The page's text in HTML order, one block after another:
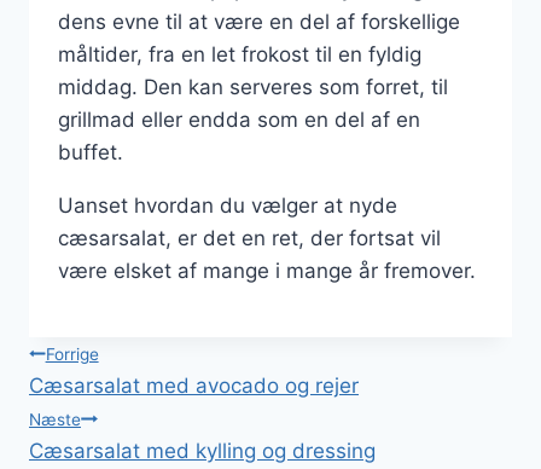
dens evne til at være en del af forskellige
måltider, fra en let frokost til en fyldig
middag. Den kan serveres som forret, til
grillmad eller endda som en del af en
buffet.
Uanset hvordan du vælger at nyde
cæsarsalat, er det en ret, der fortsat vil
være elsket af mange i mange år fremover.
Indlægsnavigation
Forrige
Cæsarsalat med avocado og rejer
Næste
Cæsarsalat med kylling og dressing